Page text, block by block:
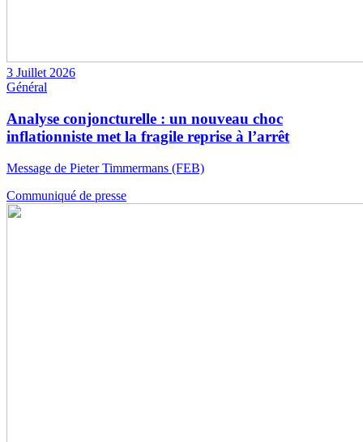
3 Juillet 2026
Général
Analyse conjoncturelle : un nouveau choc
inflationniste met la fragile reprise à l’arrêt
Message de Pieter Timmermans (FEB)
Communiqué de presse